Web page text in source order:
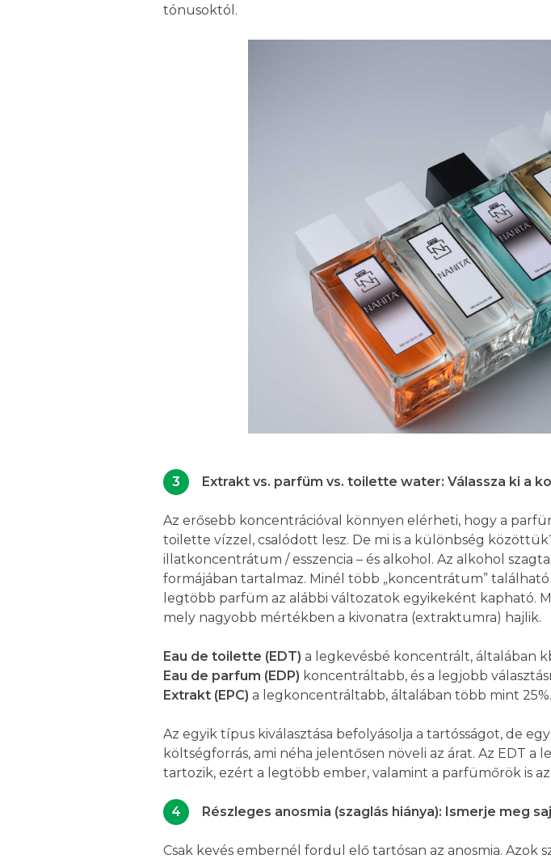
tónusoktól.
Extrakt vs. parfüm vs. toilette water: Válassza ki a
Az erősebb koncentrációval könnyen elérheti, hogy a
toilette vízzel, csalódott lesz. De mi is a különbség
illatkoncentrátum / esszencia – és alkohol. Az alkohol
formájában tartalmaz. Minél több „koncentrátum”
legtöbb parfüm az alábbi változatok egyikeként kapható.
mely nagyobb mértékben a kivonatra (extraktumra) hajlik.
Eau de toilette (EDT) a legkevésbé koncentrált, általában
Eau de parfum (EDP) koncentráltabb, és a legjobb
Extrakt (EPC) a legkoncentráltabb, általában több mint 25%.
Az egyik típus kiválasztása befolyásolja a tartósságot, de
költségforrás, ami néha jelentősen növeli az árat. Az EDT
tartozik, ezért a legtöbb ember, valamint a parfümőrök is az
Részleges anosmia (szaglás hiánya): Ismerje meg
Csak kevés embernél fordul elő tartósan az anosmia. Azok